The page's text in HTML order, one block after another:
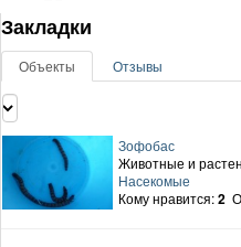
Закладки
Объекты Отзывы
Зофобас
Животные и
Насекомые
Кому нравится:2